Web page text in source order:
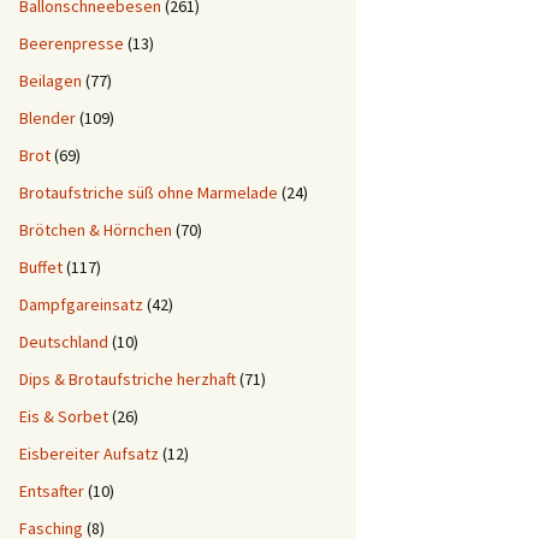
Ballonschneebesen (261)
Beerenpresse (13)
Beilagen (77)
Blender(109)
Brot(69)
Brotaufstriche süß ohne Marmelade (24)
Brötchen & Hörnchen (70)
Buffet(117)
Dampfgareinsatz(42)
Deutschland (10)
Dips & Brotaufstriche herzhaft(71)
Eis & Sorbet(26)
Eisbereiter Aufsatz(12)
Entsafter(10)
Fasching (8)